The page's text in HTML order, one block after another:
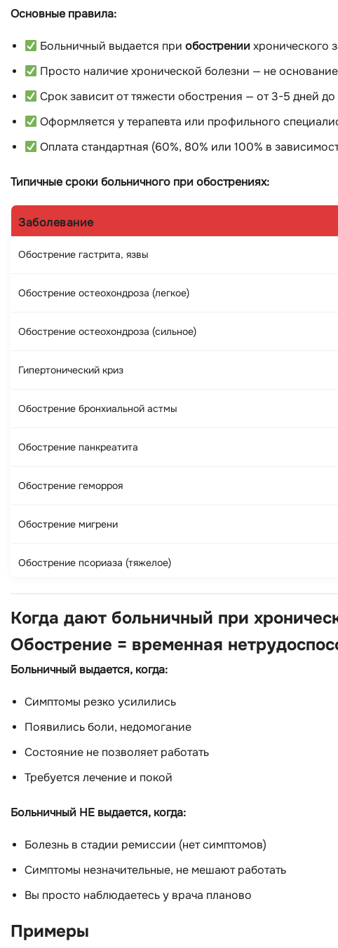
Основные правила:
Больничный выдается приобострении хронического
Просто наличие хронической болезни — не
Срок зависит от тяжести обострения — от 3-5 дней до
Оформляется у терапевта или профильного
Оплата стандартная (60%, 80% или 100% в
Типичные сроки больничного при обострениях:
Заболевание
Обострение гастрита, язвы
Обострение остеохондроза (легкое)
Обострение остеохондроза (сильное)
Гипертонический криз
Обострение бронхиальной астмы
Обострение панкреатита
Обострение геморроя
Обострение мигрени
Обострение псориаза (тяжелое)
Когда дают больничный при
Обострение = временная
Больничный выдается, когда:
Симптомы резко усилились
Появились боли, недомогание
Состояние не позволяет работать
Требуется лечение и покой
Больничный НЕ выдается, когда:
Болезнь в стадии ремиссии (нет симптомов)
Симптомы незначительные, не мешают работать
Вы просто наблюдаетесь у врача планово
Примеры